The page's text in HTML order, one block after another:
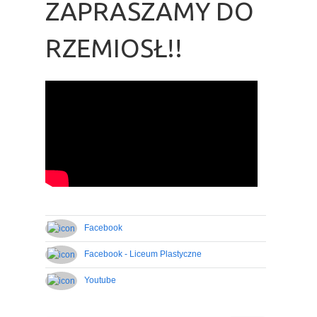
ZAPRASZAMY DO
RZEMIOSŁ!!
Facebook
Facebook - Liceum Plastyczne
Youtube